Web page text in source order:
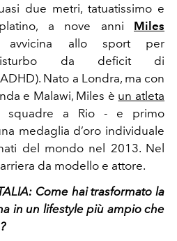
due metri, tatuatissimo e
a nove anni Miles
avvicina allo sport per
da deficit di
Nato a Londra, ma con
e Malawi, Miles è un atleta
squadre a Rio - e primo
medaglia d’oro individuale
del mondo nel 2013. Nel
da modello e attore.
Come hai trasformato la
in un lifestyle più ampio che